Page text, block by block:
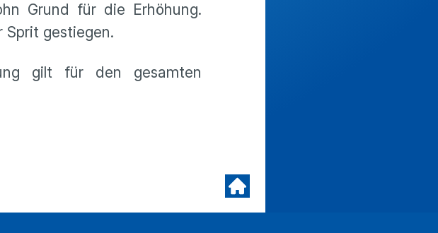
Grund für die Erhöhung.
Sprit gestiegen.
gilt für den gesamten